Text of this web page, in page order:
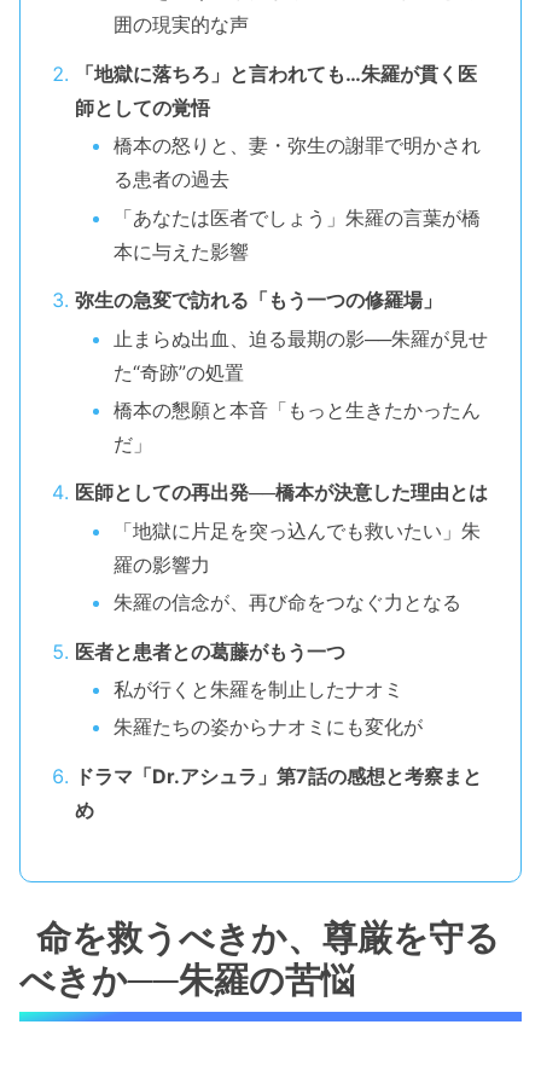
囲の現実的な声
「地獄に落ちろ」と言われても…朱羅が貫く医
師としての覚悟
橋本の怒りと、妻・弥生の謝罪で明かされ
る患者の過去
「あなたは医者でしょう」朱羅の言葉が橋
本に与えた影響
弥生の急変で訪れる「もう一つの修羅場」
止まらぬ出血、迫る最期の影──朱羅が見せ
た“奇跡”の処置
橋本の懇願と本音「もっと生きたかったん
だ」
医師としての再出発──橋本が決意した理由とは
「地獄に片足を突っ込んでも救いたい」朱
羅の影響力
朱羅の信念が、再び命をつなぐ力となる
医者と患者との葛藤がもう一つ
私が行くと朱羅を制止したナオミ
朱羅たちの姿からナオミにも変化が
ドラマ「Dr.アシュラ」第7話の感想と考察まと
め
命を救うべきか、尊厳を守る
べきか──朱羅の苦悩